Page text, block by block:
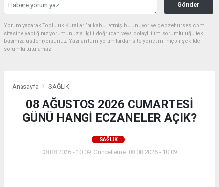
Gönder
Yorum yazarak Topluluk Kuralları’nı kabul etmiş bulunuyor ve gebzehurses.com
sitesine yaptığınız yorumunuzla ilgili doğrudan veya dolaylı tüm sorumluluğu tek
başınıza üstleniyorsunuz. Yazılan tüm yorumlardan site yönetimi hiçbir şekilde
sorumlu tutulamaz.
Anasayfa SAĞLIK
08 AĞUSTOS 2026 CUMARTESİ
GÜNÜ HANGİ ECZANELER AÇIK?
SAĞLIK
08.08.2026 - 10:09, Güncelleme: 08.08.2026 - 10:09